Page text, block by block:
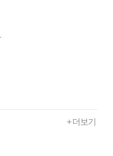
+ 더보기